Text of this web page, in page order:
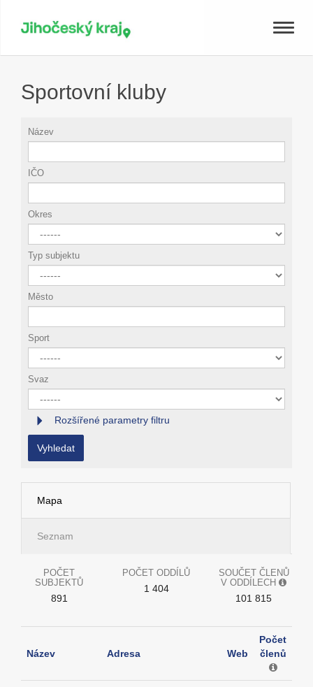
Toggle
Sportovní kluby
Název
IČO
Okres
Typ subjektu
Město
Sport
Svaz
Rozšířené parametry filtru
Vyhledat
Mapa
Seznam
POČET
SUBJEKTŮ
891
POČET ODDÍLŮ
1 404
SOUČET ČLENŮ
V ODDÍLECH
101 815
Název Adresa Web
Počet
členů